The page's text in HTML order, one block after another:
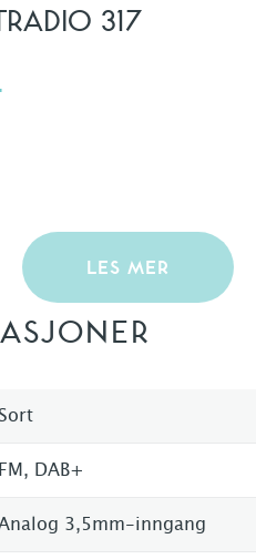
317
LES MER
FM, DAB+
3,5mm-inngang